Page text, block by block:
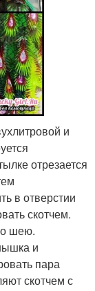
и
отрезается
в отверстии
скотчем.
шею.
и
пара
скотчем с